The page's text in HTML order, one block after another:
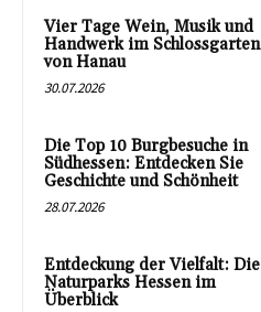
Vier Tage Wein, Musik und
Handwerk im Schlossgarten
von Hanau
30.07.2026
Die Top 10 Burgbesuche in
Südhessen: Entdecken Sie
Geschichte und Schönheit
28.07.2026
Entdeckung der Vielfalt: Die
Naturparks Hessen im
Überblick